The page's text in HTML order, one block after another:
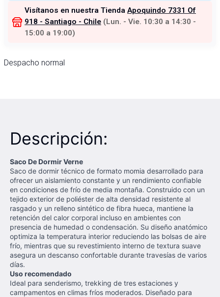
Visítanos en nuestra Tienda Apoquindo 7331 Of
918 - Santiago - Chile (Lun. - Vie. 10:30 a 14:30 -
15:00 a 19:00)
Despacho normal
Descripción:
Saco De Dormir Verne
Saco de dormir técnico de formato momia desarrollado para
ofrecer un aislamiento constante y un rendimiento confiable
en condiciones de frío de media montaña. Construido con un
tejido exterior de poliéster de alta densidad resistente al
rasgado y un relleno sintético de fibra hueca, mantiene la
retención del calor corporal incluso en ambientes con
presencia de humedad o condensación. Su diseño anatómico
optimiza la temperatura interior reduciendo las bolsas de aire
frío, mientras que su revestimiento interno de textura suave
asegura un descanso confortable durante travesías de varios
días.
Uso recomendado
Ideal para senderismo, trekking de tres estaciones y
campamentos en climas fríos moderados. Diseñado para